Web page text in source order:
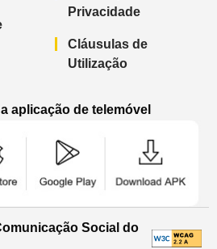
Privacidade
Cláusulas de
Utilização
aplicação de telemóvel
Social do